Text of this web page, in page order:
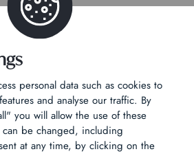
personal data such as cookies to
and analyse our traffic. By
you will allow the use of these
be changed, including
at any time, by clicking on the